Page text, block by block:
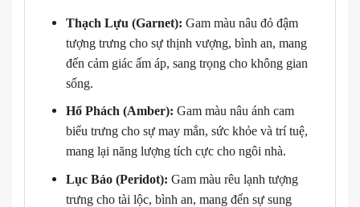
Thạch Lựu (Garnet): Gam màu nâu đỏ đậm
tượng trưng cho sự thịnh vượng, bình an, mang
đến cảm giác ấm áp, sang trọng cho không gian
sống.
Hổ Phách (Amber): Gam màu nâu ánh cam
biểu trưng cho sự may mắn, sức khỏe và trí tuệ,
mang lại năng lượng tích cực cho ngôi nhà.
Lục Bảo (Peridot): Gam màu rêu lạnh tượng
trưng cho tài lộc, bình an, mang đến sự sung